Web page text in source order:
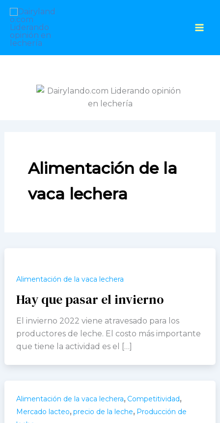
contenido
Alimentación de la
vaca lechera
Alimentación de la vaca lechera
Hay que pasar el invierno
El invierno 2022 viene atravesado para los
productores de leche. El costo más importante
que tiene la actividad es el […]
Alimentación de la vaca lechera, Competitividad,
Mercado lacteo, precio de la leche, Producción de